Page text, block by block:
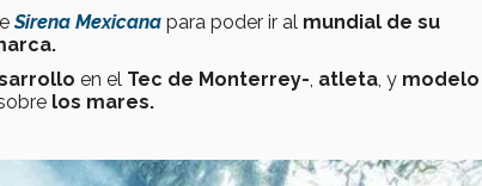
Sirena Mexicana para poder ir al mundial de su
en el Tec de Monterrey- atleta , y modelo
los mares.